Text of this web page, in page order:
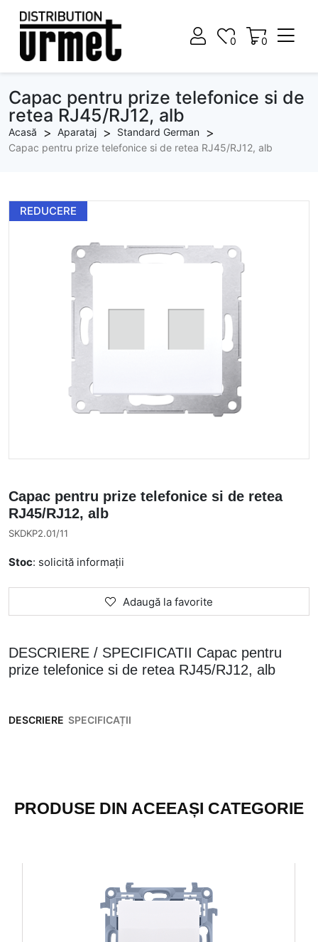
0
0 0
Capac pentru prize telefonice si de
retea RJ45/RJ12, alb
Acasă Aparataj
Standard German
Capac pentru prize telefonice si de retea RJ45/RJ12, alb
REDUCERE
Capac pentru prize telefonice si de retea
RJ45/RJ12, alb
SKDKP2.01/11
Stoc: solicită informații
Adaugă la favorite
DESCRIERE / SPECIFICATII Capac pentru
prize telefonice si de retea RJ45/RJ12, alb
DESCRIERE SPECIFICAȚII
PRODUSE DIN ACEEAȘI CATEGORIE